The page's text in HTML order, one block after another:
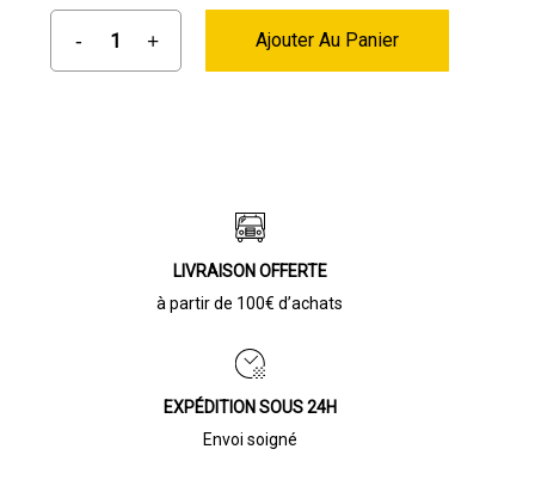
Ajouter Au Panier
LIVRAISON OFFERTE
à partir de 100€ d’achats
EXPÉDITION SOUS 24H
Envoi soigné